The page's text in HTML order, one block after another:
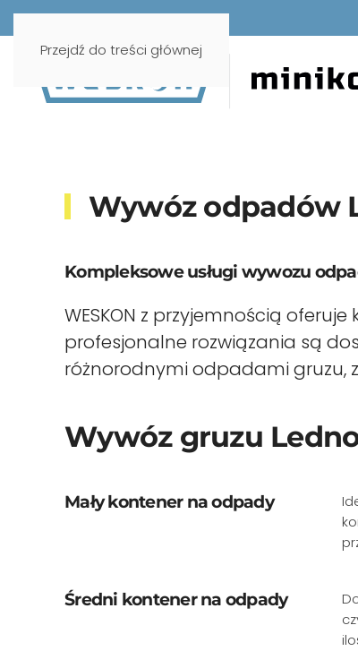
Przejdź do treści głównej
Wywóz odpadów
Kompleksowe usługi wywozu
WESKON z przyjemnością
profesjonalne rozwiązania są
różnorodnymi odpadami gruzu,
Wywóz gruzu
Mały kontener na odpady
Średni kontener na odpady